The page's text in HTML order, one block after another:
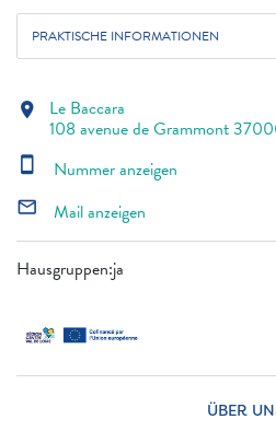
PRAKTISCHE INFORMATIONEN
Hausgruppen:ja
location_on Le Baccara
108 avenue de Grammont
smartphone Nummer anzeigen
mail_outline Mail anzeigen
ÜBER